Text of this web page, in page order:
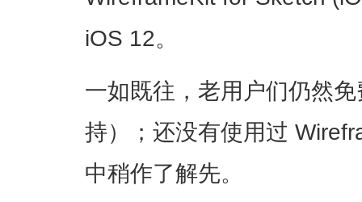
iOS 12。
一如既往，老用户们仍然
持）；还没有使用过
中稍作了解先。